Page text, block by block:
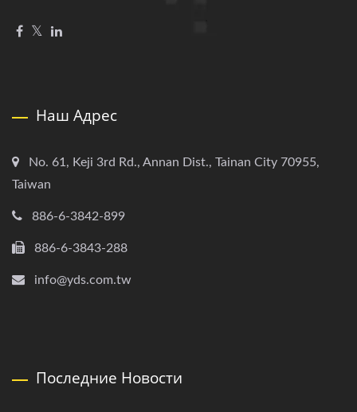
Наш Адрес
No. 61, Keji 3rd Rd., Annan Dist., Tainan City 70955,
Taiwan
886-6-3842-899
886-6-3843-288
info@yds.com.tw
Последние Новости